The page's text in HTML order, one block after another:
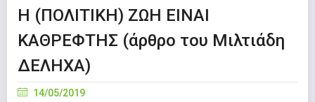
Η (ΠΟΛΙΤΙΚΗ) ΖΩΗ ΕΙΝΑΙ
ΚΑΘΡΕΦΤΗΣ (άρθρο του Μιλτιάδη
ΔΕΛΗΧΑ)
14/05/2019